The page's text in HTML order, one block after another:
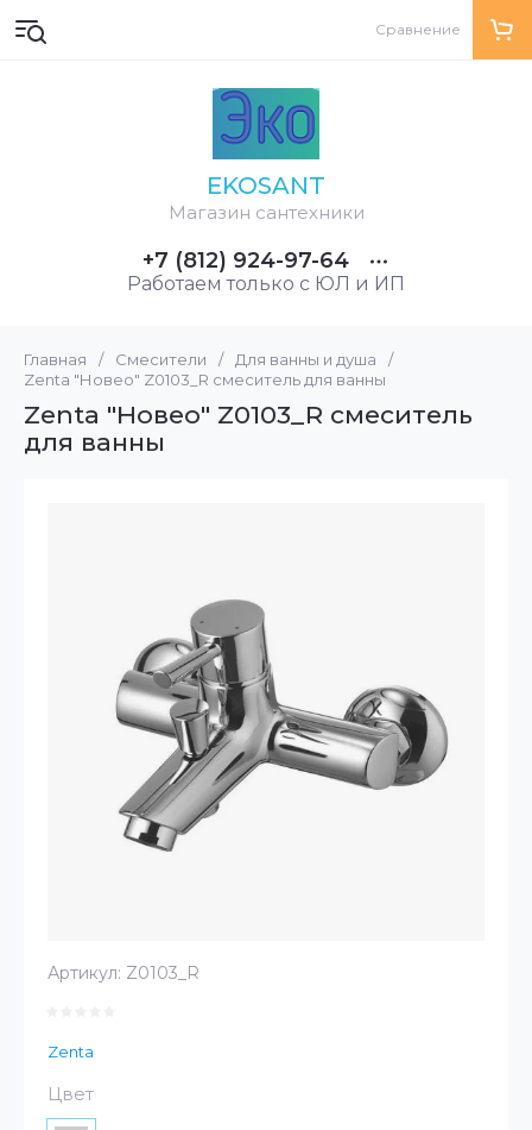
EKOSANT
Магазин сантехники
+7 (812) 924-97-64
Работаем только с ЮЛ и ИП
Сравнение
Главная / Смесители / Для ванны и душа
/
Zenta "Новео" Z0103_R смеситель для ванны
Zenta "Новео" Z0103_R смеситель
для ванны
Артикул: Z0103_R
Zenta
Цвет